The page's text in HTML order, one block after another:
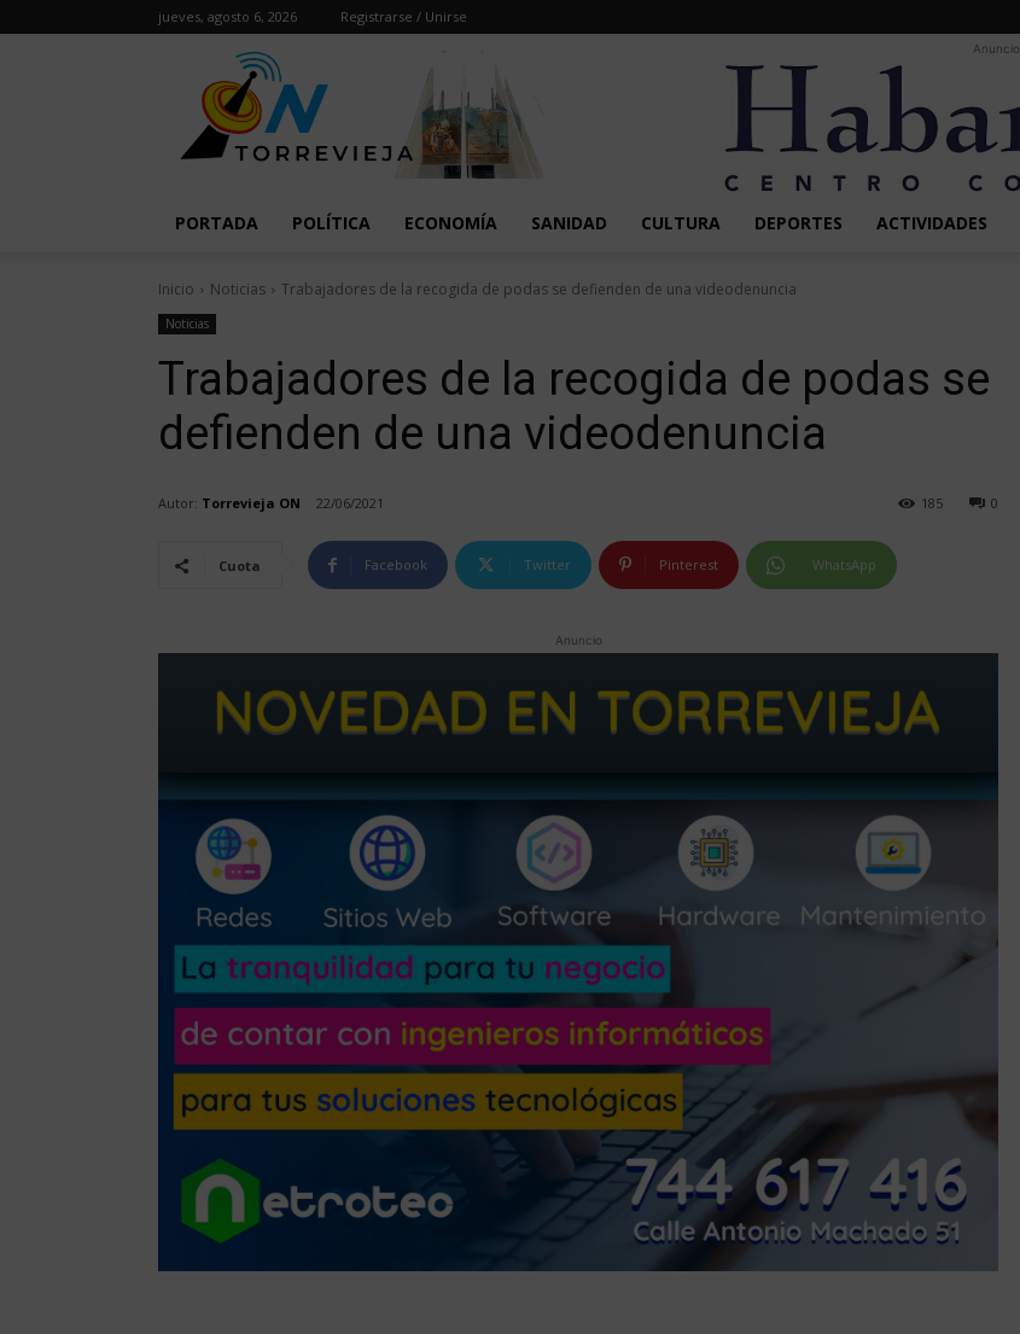
jueves, agosto 6, 2026 Registrarse / Unirse
Anuncio
PORTADA POLÍTICA ECONOMÍA SANIDAD CULTURA DEPORTES ACTIVIDADES
Inicio Noticias Trabajadores de la recogida de podas se defienden de una videodenuncia
Noticias
Trabajadores de la recogida de podas se
defienden de una videodenuncia
Autor: Torrevieja ON 22/06/2021 0
185
Cuota Facebook Twitter Pinterest WhatsApp
Anuncio